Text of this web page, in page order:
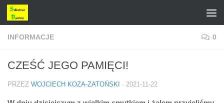
Przejdź do treści
INFORMACJE 0
CZEŚĆ JEGO PAMIĘCI!
PRZEZ WOJCIECH KOZA-ZATOŃSKI · 2021-11-22